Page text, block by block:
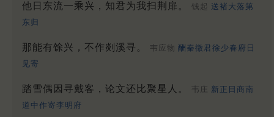
他日东流一乘兴，知君为我扫荆扉。 钱起 送褚大落第
东归
那能有馀兴，不作剡溪寻。 韦应物 酬秦徵君徐少春府日
见寄
踏雪偶因寻戴客，论文还比聚星人。 韦庄 新正日商南
道中作寄李明府